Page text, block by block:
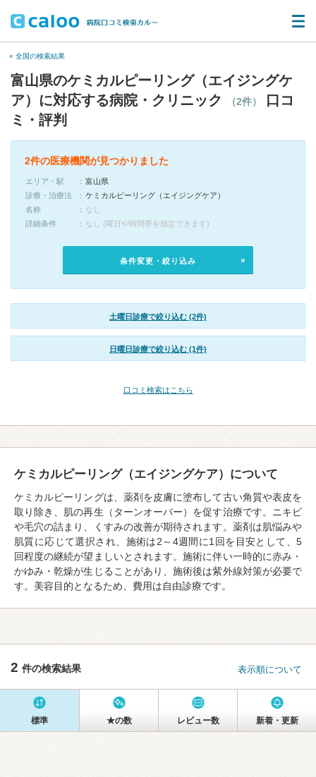
« 全国の検索結果
富山県のケミカルピーリング（エイジングケ
ア）に対応する病院・クリニック
（2件）
口コ
ミ・評判
2件の医療機関が見つかりました
エリア・駅
富山県
診療・治療法
ケミカルピーリング（エイジングケア）
名称
なし
詳細条件
なし (曜日や時間帯を指定できます)
条件変更・絞り込み
土曜日診療で絞り込む (2件)
日曜日診療で絞り込む (1件)
口コミ検索はこちら
ケミカルピーリング（エイジングケア）について
ケミカルピーリングは、薬剤を皮膚に塗布して古い角質や表皮を
取り除き、肌の再生（ターンオーバー）を促す治療です。ニキビ
や毛穴の詰まり、くすみの改善が期待されます。薬剤は肌悩みや
肌質に応じて選択され、施術は2～4週間に1回を目安として、5
回程度の継続が望ましいとされます。施術に伴い一時的に赤み・
かゆみ・乾燥が生じることがあり、施術後は紫外線対策が必要で
す。美容目的となるため、費用は自由診療です。
2 件の検索結果 表示順について
標準 ★の数 レビュー数 新着・更新